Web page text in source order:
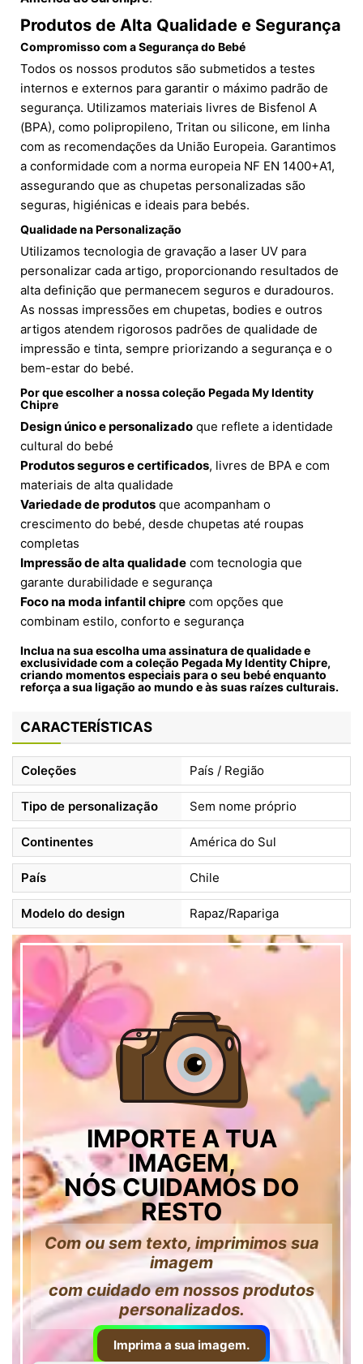
Produtos de Alta Qualidade e Segurança
Compromisso com a Segurança do Bebé
Todos os nossos produtos são submetidos a testes
internos e externos para garantir o máximo padrão de
segurança. Utilizamos materiais livres de Bisfenol A
(BPA), como polipropileno, Tritan ou silicone, em linha
com as recomendações da União Europeia. Garantimos
a conformidade com a norma europeia NF EN 1400+A1,
assegurando que as chupetas personalizadas são
seguras, higiénicas e ideais para bebés.
Qualidade na Personalização
Utilizamos tecnologia de gravação a laser UV para
personalizar cada artigo, proporcionando resultados de
alta definição que permanecem seguros e duradouros.
As nossas impressões em chupetas, bodies e outros
artigos atendem rigorosos padrões de qualidade de
impressão e tinta, sempre priorizando a segurança e o
bem-estar do bebé.
Por que escolher a nossa coleção Pegada My Identity
Chipre
Design único e personalizado que reflete a identidade
cultural do bebé
Produtos seguros e certificados, livres de BPA e com
materiais de alta qualidade
Variedade de produtos que acompanham o
crescimento do bebé, desde chupetas até roupas
completas
Impressão de alta qualidade com tecnologia que
garante durabilidade e segurança
Foco na moda infantil chipre com opções que
combinam estilo, conforto e segurança
Inclua na sua escolha uma assinatura de qualidade e
exclusividade com a coleção Pegada My Identity Chipre,
criando momentos especiais para o seu bebé enquanto
reforça a sua ligação ao mundo e às suas raízes culturais.
CARACTERÍSTICAS
Coleções País / Região
Tipo de personalização Sem nome próprio
Continentes América do Sul
País Chile
Modelo do design Rapaz/Rapariga
IMPORTE A TUA
IMAGEM,
NÓS CUIDAMOS DO
RESTO
Com ou sem texto, imprimimos sua
imagem
com cuidado em nossos produtos
personalizados.
Imprima a sua imagem.